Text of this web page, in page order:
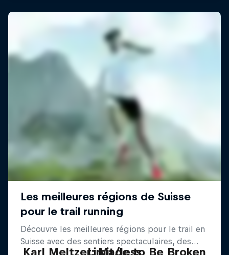
Karl Meltzer: Made to Be Broken
Limit/less